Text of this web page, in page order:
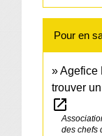
Pour en
Agefice
trouver
open_in_new
des chefs